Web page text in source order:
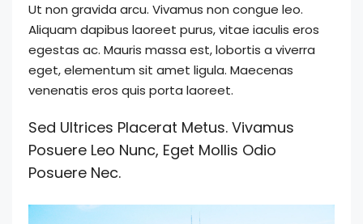
Ut non gravida arcu. Vivamus non congue leo.
Aliquam dapibus laoreet purus, vitae iaculis eros
egestas ac. Mauris massa est, lobortis a viverra
eget, elementum sit amet ligula. Maecenas
venenatis eros quis porta laoreet.
Sed Ultrices Placerat Metus. Vivamus
Posuere Leo Nunc, Eget Mollis Odio
Posuere Nec.